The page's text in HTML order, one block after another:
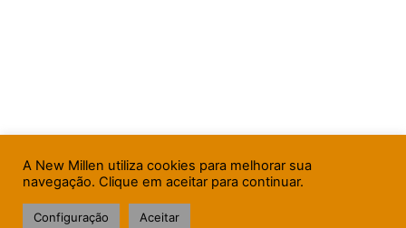
A New Millen utiliza cookies para melhorar sua
navegação. Clique em aceitar para continuar.
Configuração Aceitar